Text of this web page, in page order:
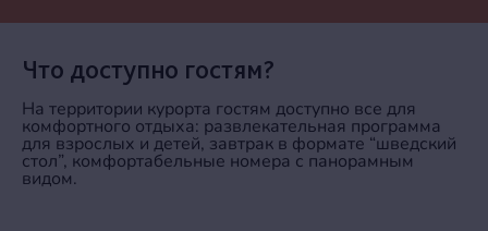
Что доступно гостям?
На территории курорта гостям доступно все для
комфортного отдыха: развлекательная программа
для взрослых и детей, завтрак в формате “шведский
стол”, комфортабельные номера с панорамным
видом.